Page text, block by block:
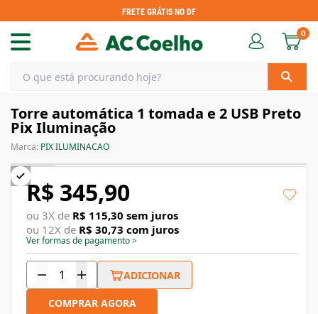
FRETE GRÁTIS NO DF
0
Torre automática 1 tomada e 2 USB Preto
Pix Iluminação
Marca: PIX ILUMINACAO
R$ 345,90
ou 3X de R$ 115,30 sem juros
ou 12X de R$ 30,73 com juros
Ver formas de pagamento>
ADICIONAR
COMPRAR AGORA